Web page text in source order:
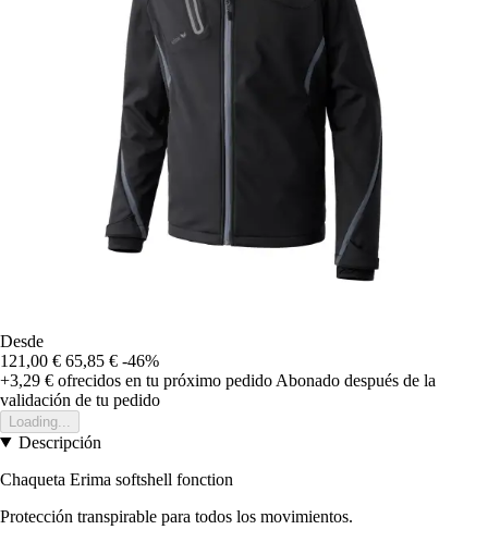
Desde
121,00 € 65,85 € -46%
+3,29 € ofrecidos en tu próximo pedido Abonado después de la
validación de tu pedido
Loading...
Descripción
Chaqueta Erima softshell fonction
Protección transpirable para todos los movimientos.